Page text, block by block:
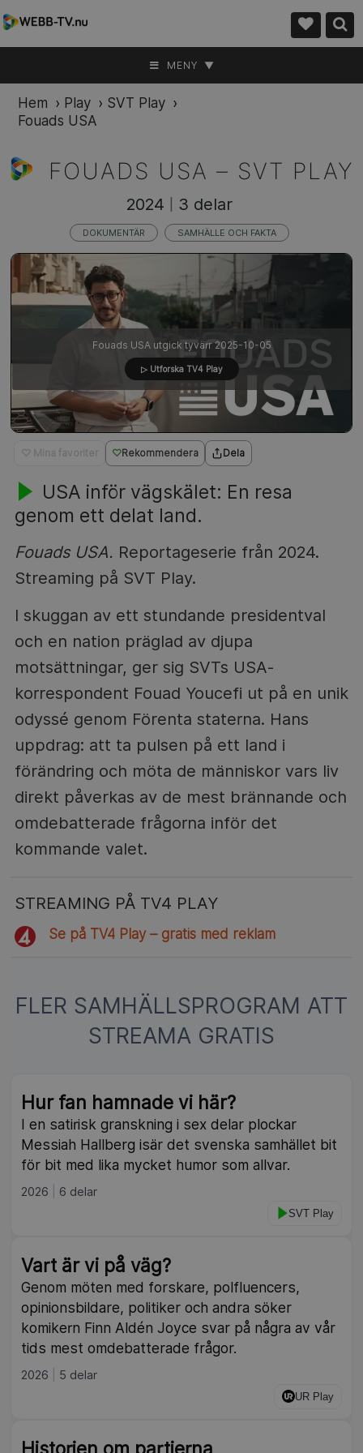
MENY ▼
Hem › Play › SVT Play ›
Fouads USA
FOUADS USA – SVT PLAY
♡ Mina favoriter Rekommendera Dela
USA inför vägskälet: En resa
genom ett delat land.
Fouads USA. Reportageserie från 2024.
Streaming på SVT Play.
I skuggan av ett stundande presidentval
och en nation präglad av djupa
motsättningar, ger sig SVTs USA-
korrespondent Fouad Youcefi ut på en unik
odyssé genom Förenta staterna. Hans
uppdrag: att ta pulsen på ett land i
förändring och möta de människor vars liv
direkt påverkas av de mest brännande och
omdebatterade frågorna inför det
kommande valet.
Fouads USA utgick tyvärr 2025-10-05
▷ Utforska TV4 Play
STREAMING PÅ TV4 PLAY
Se på TV4 Play – gratis med reklam
2024 3 delar
DOKUMENTÄR SAMHÄLLE OCH FAKTA
FLER SAMHÄLLSPROGRAM ATT
STREAMA GRATIS
Hur fan hamnade vi här?
I en satirisk granskning i sex delar plockar
Messiah Hallberg isär det svenska samhället bit
för bit med lika mycket humor som allvar.
2026 6 delar
SVT Play
Vart är vi på väg?
Genom möten med forskare, polfluencers,
opinionsbildare, politiker och andra söker
komikern Finn Aldén Joyce svar på några av vår
tids mest omdebatterade frågor.
2026 5 delar
UR Play
Historien om partierna